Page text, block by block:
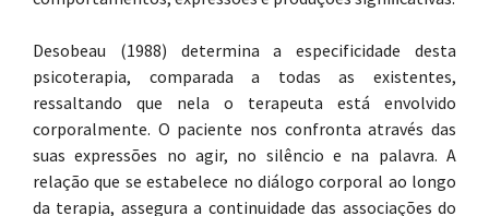
Desobeau (1988) determina a especificidade desta
psicoterapia, comparada a todas as existentes,
ressaltando que nela o terapeuta está envolvido
corporalmente. O paciente nos confronta através das
suas expressões no agir, no silêncio e na palavra. A
relação que se estabelece no diálogo corporal ao longo
da terapia, assegura a continuidade das associações do